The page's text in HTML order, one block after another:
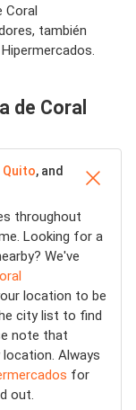
Coral
también
de Coral
Quito, and
throughout
Looking for a
We've
location to be
city list to find
note that
Always
for
out.